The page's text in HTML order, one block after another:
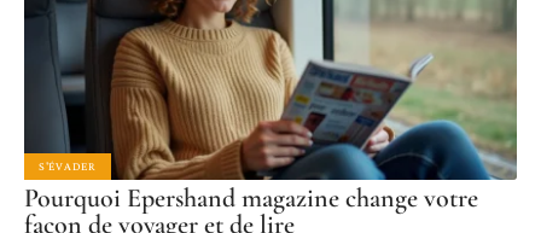
S'ÉVADER
Pourquoi Epershand magazine change votre
façon de voyager et de lire